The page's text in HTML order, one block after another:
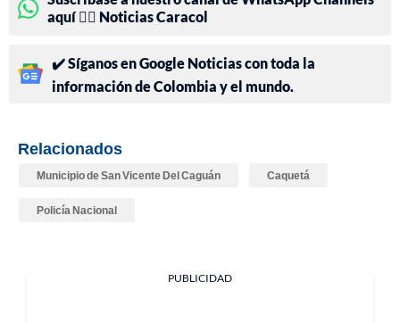
aquí 👉🏻 Noticias Caracol
✔️ Síganos en Google Noticias con toda la
información de Colombia y el mundo.
Relacionados
Municipio de San Vicente Del Caguán Caquetá
Policía Nacional
PUBLICIDAD